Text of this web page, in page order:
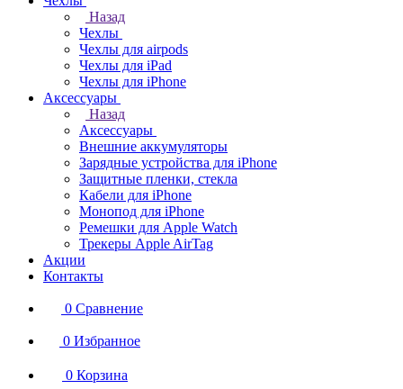
Назад
Чехлы
Чехлы для airpods
Чехлы для iPad
Чехлы для iPhone
Аксессуары
Назад
Аксессуары
Внешние аккумуляторы
Зарядные устройства для iPhone
Защитные пленки, стекла
Кабели для iPhone
Монопод для iPhone
Ремешки для Apple Watch
Трекеры Apple AirTag
Акции
Контакты
0 Сравнение
0 Избранное
0 Корзина